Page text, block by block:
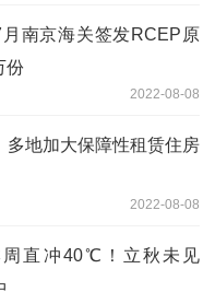
南京海关签发RCEP原
份
2022-08-08
多地加大保障性租赁住房
2022-08-08
周直冲40℃！立秋未见